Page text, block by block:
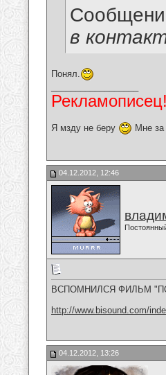
в
Понял.
Я мзду не беру Мне
04.12.2012, 12:46
ВСПОМНИЛСЯ ФИЛЬМ
http://www.bisound.com/
04.12.2012, 13:26